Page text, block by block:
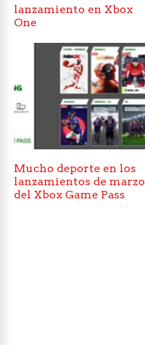
lanzamiento en Xbox
One
Mucho deporte en los
lanzamientos de marzo
del Xbox Game Pass